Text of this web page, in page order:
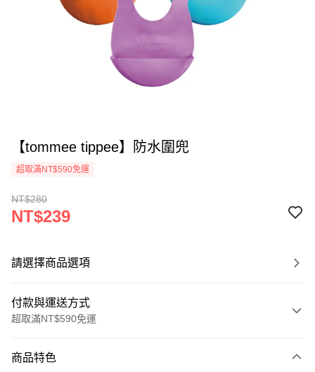
【tommee tippee】防水圍兜
超取滿NT$590免運
NT$280
NT$239
請選擇商品選項
付款與運送方式
超取滿NT$590免運
信用卡一次付款
商品特色